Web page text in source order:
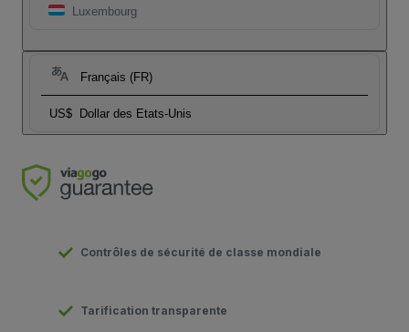
Luxembourg
Français (FR)
US$ Dollar des Etats-Unis
Contrôles de sécurité de classe mondiale
Tarification transparente